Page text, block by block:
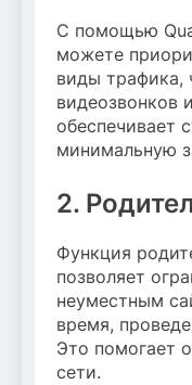
С помощью
можете
виды трафика,
видеозвонков
обеспечивает
минимальную
2.
Функция
позволяет
неуместным
время,
Это помогает
сети.